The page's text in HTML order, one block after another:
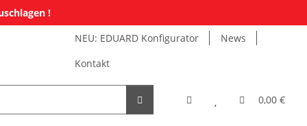
!
NEU: EDUARD Konfigurator
News
Kontakt
0,00 €